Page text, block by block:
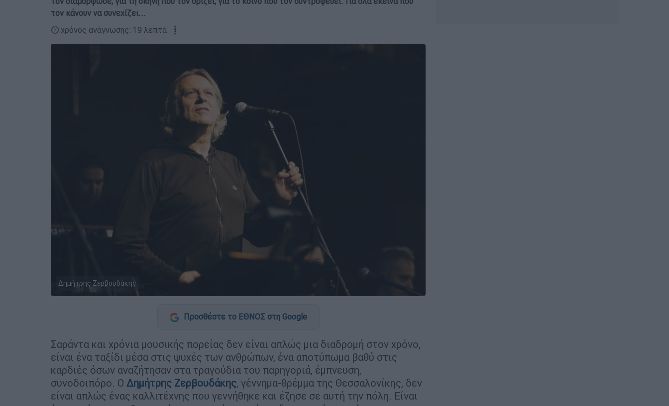
τον κάνουν να συνεχίζει...
🕛 χρόνος ανάγνωσης: 19 λεπτά ┋
Δημήτρης Ζερβουδάκης
Προσθέστε το ΕΘΝΟΣ στη Google
Σαράντα και χρόνια μουσικής πορείας δεν είναι απλώς μια διαδρομή στον χρόνο,
είναι ένα ταξίδι μέσα στις ψυχές των ανθρώπων, ένα αποτύπωμα βαθύ στις
καρδιές όσων αναζήτησαν στα τραγούδια του παρηγοριά, έμπνευση,
συνοδοιπόρο. Ο Δημήτρης Ζερβουδάκης, γέννημα-θρέμμα της Θεσσαλονίκης, δεν
είναι απλώς ένας καλλιτέχνης που γεννήθηκε και έζησε σε αυτή την πόλη. Είναι